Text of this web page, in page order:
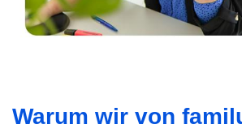
Warum wir von